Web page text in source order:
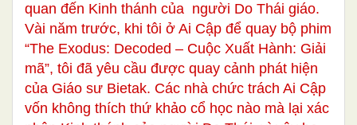
quan đến Kinh thánh của người Do Thái giáo.
Vài năm trước, khi tôi ở Ai Cập để quay bộ phim
“The Exodus: Decoded – Cuộc Xuất Hành: Giải
mã”, tôi đã yêu cầu được quay cảnh phát hiện
của Giáo sư Bietak. Các nhà chức trách Ai Cập
vốn không thích thứ khảo cổ học nào mà lại xác